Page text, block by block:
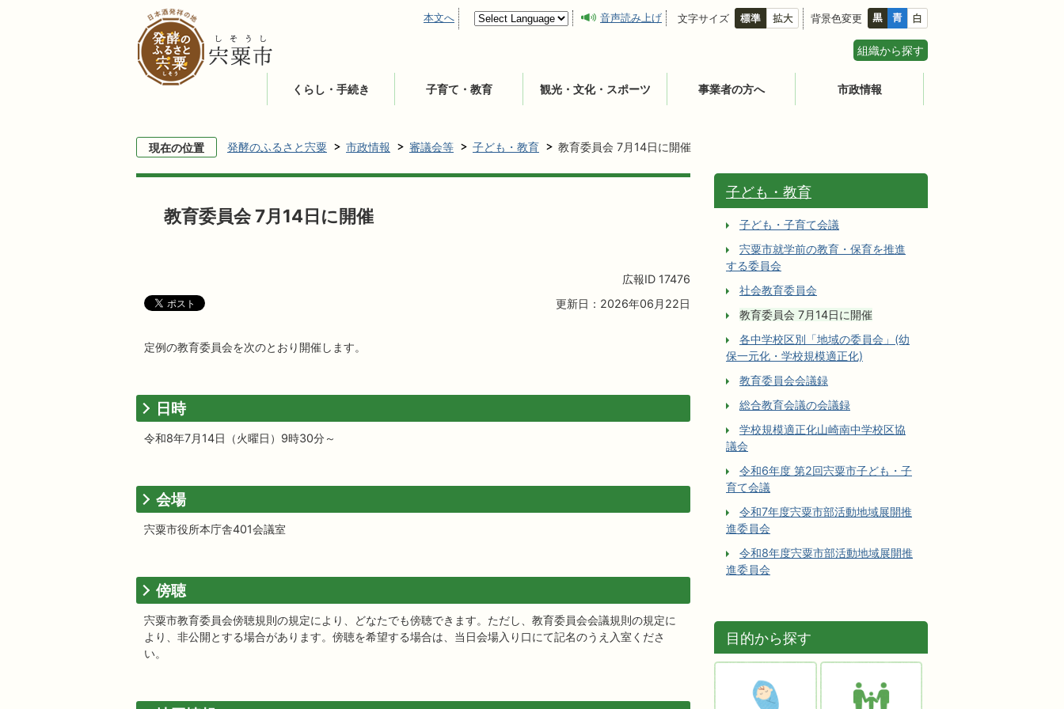
本文へ 音声読み上げ 文字サイズ 背景色変更
組織から探す
くらし・手続き 子育て・教育 観光・文化・スポーツ 事業者の方へ 市政情報
現在の位置 発酵のふるさと宍粟 市政情報 審議会等 子ども・教育 教育委員会 7月14日に開催
教育委員会 7月14日に開催
広報ID 17476
更新日：2026年06月22日
定例の教育委員会を次のとおり開催します。
日時
令和8年7月14日（火曜日）9時30分～
会場
宍粟市役所本庁舎401会議室
傍聴
宍粟市教育委員会傍聴規則の規定により、どなたでも傍聴できます。ただし、教育委員会会議規則の規定に
より、非公開とする場合があります。傍聴を希望する場合は、当日会場入り口にて記名のうえ入室くださ
い。
子ども・教育
子ども・子育て会議
宍粟市就学前の教育・保育を推進
する委員会
社会教育委員会
教育委員会 7月14日に開催
各中学校区別「地域の委員会」(幼
保一元化・学校規模適正化)
教育委員会会議録
総合教育会議の会議録
学校規模適正化山崎南中学校区協
議会
令和6年度 第2回宍粟市子ども・子
育て会議
令和7年度宍粟市部活動地域展開推
進委員会
令和8年度宍粟市部活動地域展開推
進委員会
目的から探す